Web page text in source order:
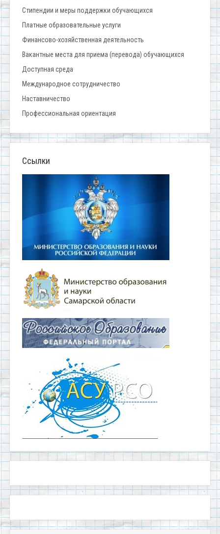
Стипендии и меры поддержки обучающихся
Платные образовательные услуги
Финансово-хозяйственная деятельность
Вакантные места для приема (перевода) обучающихся
Доступная среда
Международное сотрудничество
Наставничество
Профессиональная ориентация
Ссылки